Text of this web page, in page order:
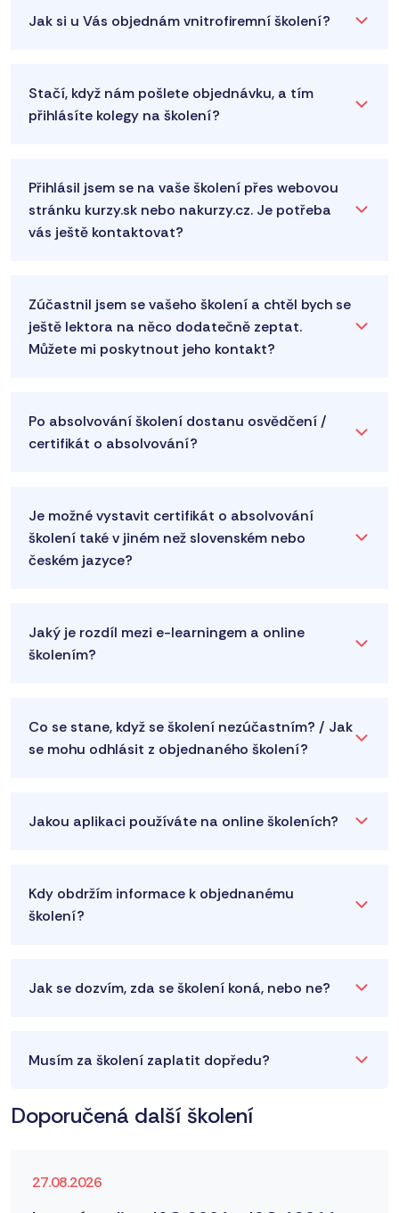
Jak si u Vás objednám vnitrofiremní školení?
Stačí, když nám pošlete objednávku, a tím
přihlásíte kolegy na školení?
Přihlásil jsem se na vaše školení přes webovou
stránku kurzy.sk nebo nakurzy.cz. Je potřeba
vás ještě kontaktovat?
Zúčastnil jsem se vašeho školení a chtěl bych se
ještě lektora na něco dodatečně zeptat.
Můžete mi poskytnout jeho kontakt?
Po absolvování školení dostanu osvědčení /
certifikát o absolvování?
Je možné vystavit certifikát o absolvování
školení také v jiném než slovenském nebo
českém jazyce?
Jaký je rozdíl mezi e-learningem a online
školením?
Co se stane, když se školení nezúčastním? / Jak
se mohu odhlásit z objednaného školení?
Jakou aplikaci používáte na online školeních?
Kdy obdržím informace k objednanému
školení?
Jak se dozvím, zda se školení koná, nebo ne?
Musím za školení zaplatit dopředu?
Doporučená další školení
27.08.2026